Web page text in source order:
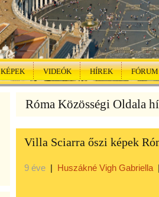
KÉPEK VIDEÓK HÍREK FÓRUM
Róma Közösségi Oldala
Villa Sciarra őszi képek
9 éve | Huszákné Vigh Gabriella